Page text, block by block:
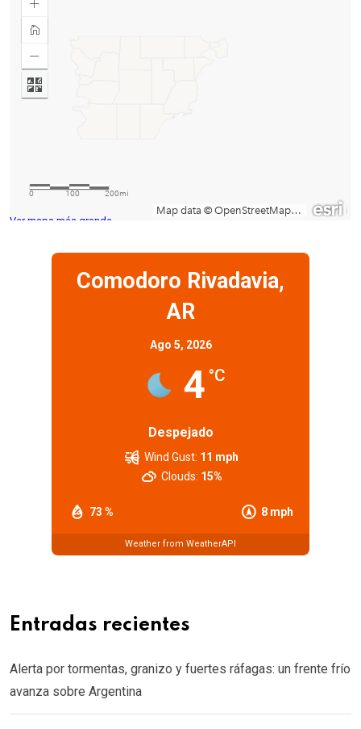
Ver mapa más grande
Comodoro Rivadavia,
AR
Ago 5, 2026
4 °C
Despejado
73 % 8 mph
Wind Gust: 11 mph
Clouds: 15%
Weather from WeatherAPI
Entradas recientes
Alerta por tormentas, granizo y fuertes ráfagas: un frente frío
avanza sobre Argentina